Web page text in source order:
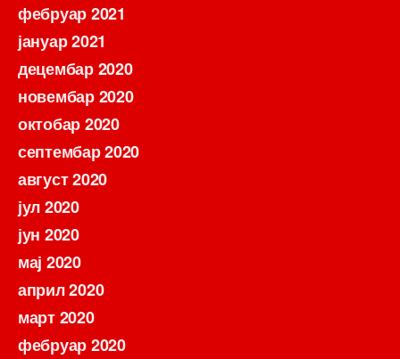
фебруар 2021
јануар 2021
децембар 2020
новембар 2020
октобар 2020
септембар 2020
август 2020
јул 2020
јун 2020
мај 2020
април 2020
март 2020
фебруар 2020